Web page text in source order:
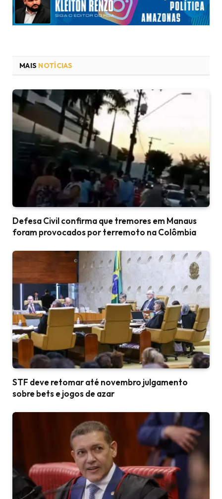
MAIS NOTÍCIAS
Defesa Civil confirma que tremores em Manaus
foram provocados por terremoto na Colômbia
STF deve retomar até novembro julgamento
sobre bets e jogos de azar